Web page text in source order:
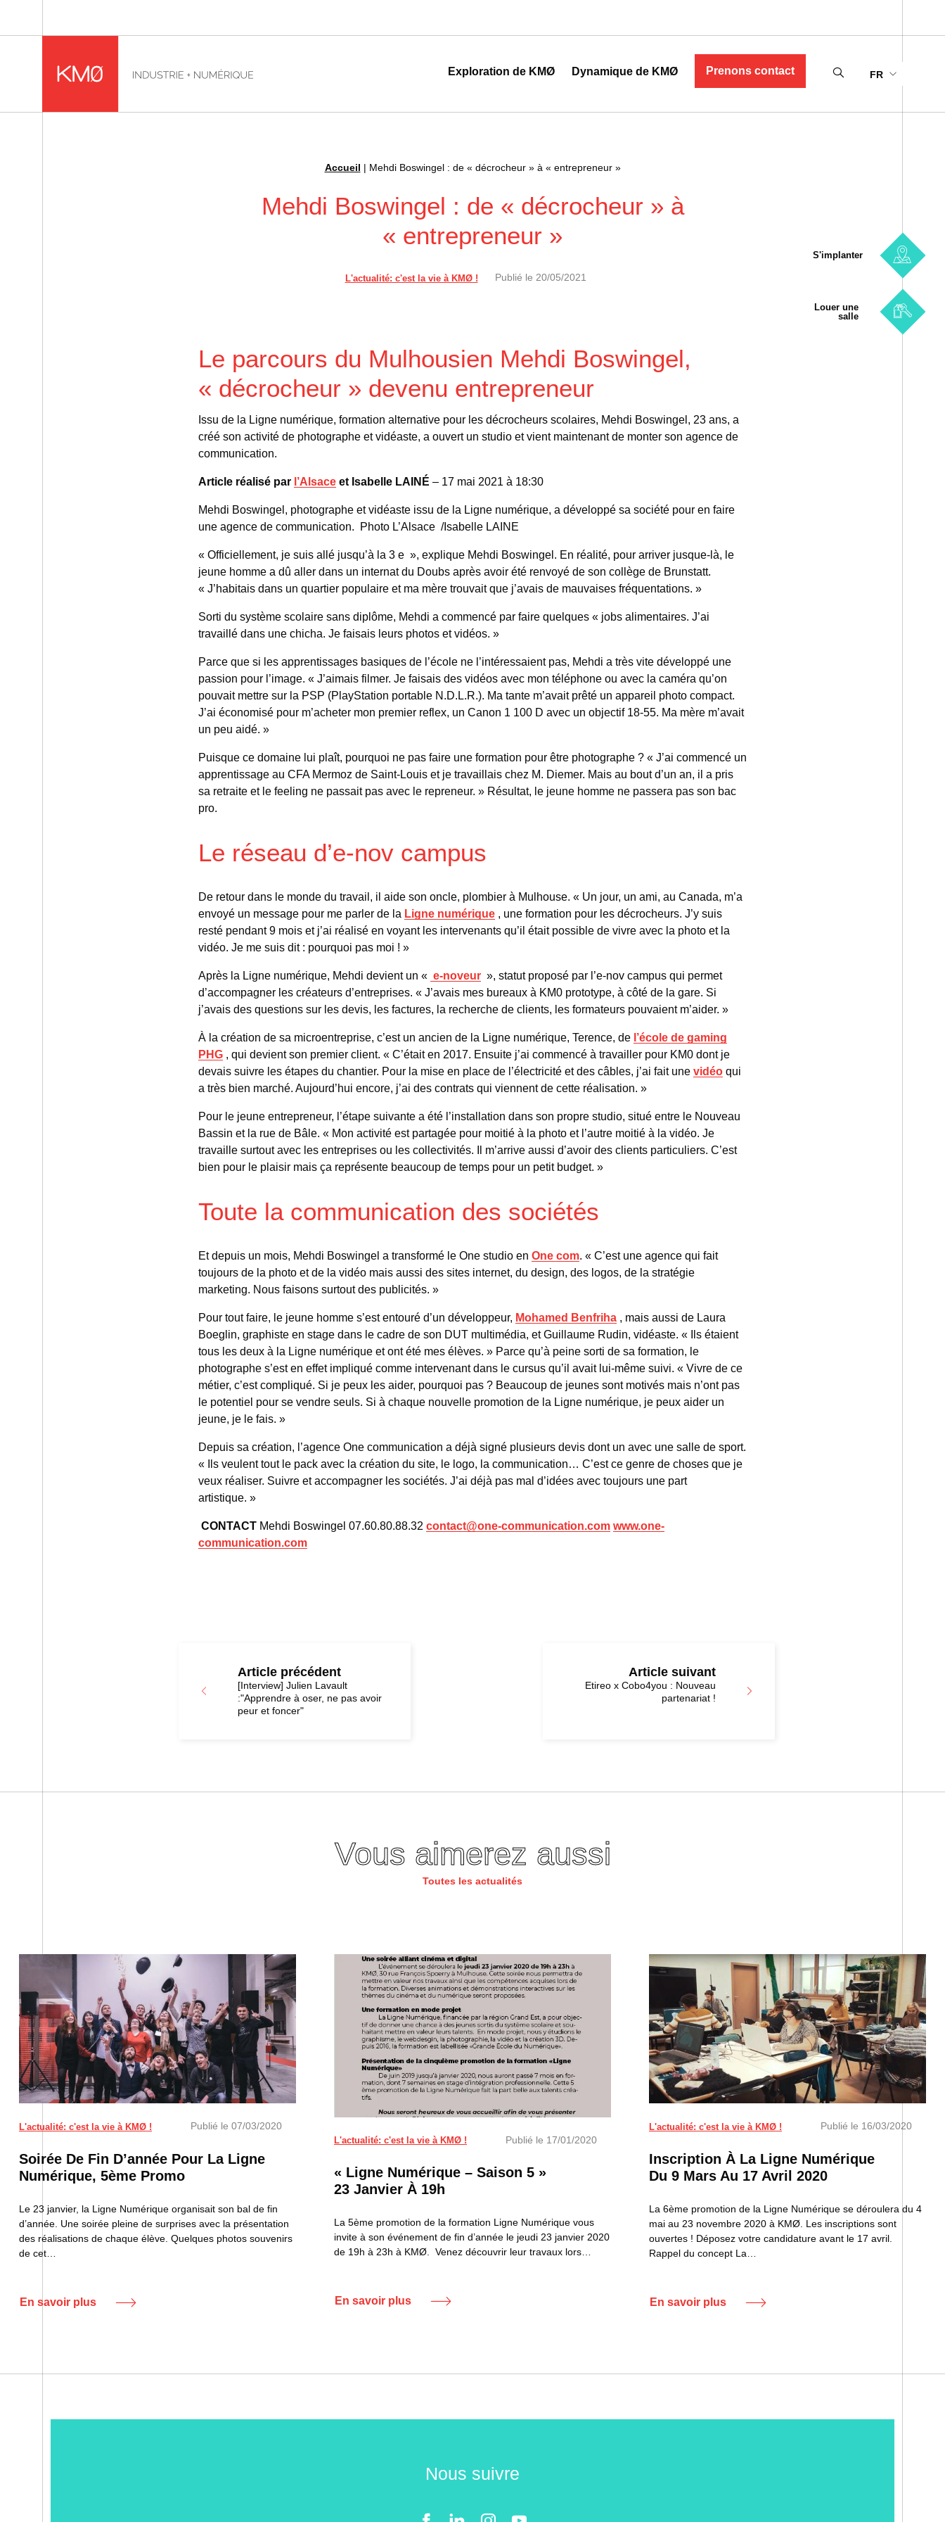
Exploration de KMØ Dynamique de KMØ Prenons contact FR
Accueil | Mehdi Boswingel : de « décrocheur » à « entrepreneur »
Mehdi Boswingel : de « décrocheur » à
« entrepreneur »
L'actualité: c'est la vie à KMØ ! Publié le 20/05/2021
Le parcours du Mulhousien Mehdi Boswingel,
« décrocheur » devenu entrepreneur
Issu de la Ligne numérique, formation alternative pour les décrocheurs scolaires, Mehdi Boswingel, 23 ans, a
créé son activité de photographe et vidéaste, a ouvert un studio et vient maintenant de monter son agence de
communication.
Article réalisé par l’Alsace et Isabelle LAINÉ – 17 mai 2021 à 18:30
Mehdi Boswingel, photographe et vidéaste issu de la Ligne numérique, a développé sa société pour en faire
une agence de communication. Photo L’Alsace /Isabelle LAINE
« Officiellement, je suis allé jusqu’à la 3 e », explique Mehdi Boswingel. En réalité, pour arriver jusque-là, le
jeune homme a dû aller dans un internat du Doubs après avoir été renvoyé de son collège de Brunstatt.
« J’habitais dans un quartier populaire et ma mère trouvait que j’avais de mauvaises fréquentations. »
Sorti du système scolaire sans diplôme, Mehdi a commencé par faire quelques « jobs alimentaires. J’ai
travaillé dans une chicha. Je faisais leurs photos et vidéos. »
Parce que si les apprentissages basiques de l’école ne l’intéressaient pas, Mehdi a très vite développé une
passion pour l’image. « J’aimais filmer. Je faisais des vidéos avec mon téléphone ou avec la caméra qu’on
pouvait mettre sur la PSP (PlayStation portable N.D.L.R.). Ma tante m’avait prêté un appareil photo compact.
J’ai économisé pour m’acheter mon premier reflex, un Canon 1 100 D avec un objectif 18-55. Ma mère m’avait
un peu aidé. »
Puisque ce domaine lui plaît, pourquoi ne pas faire une formation pour être photographe ? « J’ai commencé un
apprentissage au CFA Mermoz de Saint-Louis et je travaillais chez M. Diemer. Mais au bout d’un an, il a pris
sa retraite et le feeling ne passait pas avec le repreneur. » Résultat, le jeune homme ne passera pas son bac
pro.
Le réseau d’e-nov campus
De retour dans le monde du travail, il aide son oncle, plombier à Mulhouse. « Un jour, un ami, au Canada, m’a
envoyé un message pour me parler de la Ligne numérique , une formation pour les décrocheurs. J’y suis
resté pendant 9 mois et j’ai réalisé en voyant les intervenants qu’il était possible de vivre avec la photo et la
vidéo. Je me suis dit : pourquoi pas moi ! »
Après la Ligne numérique, Mehdi devient un « e-noveur », statut proposé par l’e-nov campus qui permet
d’accompagner les créateurs d’entreprises. « J’avais mes bureaux à KM0 prototype, à côté de la gare. Si
j’avais des questions sur les devis, les factures, la recherche de clients, les formateurs pouvaient m’aider. »
À la création de sa microentreprise, c’est un ancien de la Ligne numérique, Terence, de l’école de gaming
PHG , qui devient son premier client. « C’était en 2017. Ensuite j’ai commencé à travailler pour KM0 dont je
devais suivre les étapes du chantier. Pour la mise en place de l’électricité et des câbles, j’ai fait une vidéo qui
a très bien marché. Aujourd’hui encore, j’ai des contrats qui viennent de cette réalisation. »
Pour le jeune entrepreneur, l’étape suivante a été l’installation dans son propre studio, situé entre le Nouveau
Bassin et la rue de Bâle. « Mon activité est partagée pour moitié à la photo et l’autre moitié à la vidéo. Je
travaille surtout avec les entreprises ou les collectivités. Il m’arrive aussi d’avoir des clients particuliers. C’est
bien pour le plaisir mais ça représente beaucoup de temps pour un petit budget. »
Toute la communication des sociétés
Et depuis un mois, Mehdi Boswingel a transformé le One studio en One com. « C’est une agence qui fait
toujours de la photo et de la vidéo mais aussi des sites internet, du design, des logos, de la stratégie
marketing. Nous faisons surtout des publicités. »
Pour tout faire, le jeune homme s’est entouré d’un développeur, Mohamed Benfriha , mais aussi de Laura
Boeglin, graphiste en stage dans le cadre de son DUT multimédia, et Guillaume Rudin, vidéaste. « Ils étaient
tous les deux à la Ligne numérique et ont été mes élèves. » Parce qu’à peine sorti de sa formation, le
photographe s’est en effet impliqué comme intervenant dans le cursus qu’il avait lui-même suivi. « Vivre de ce
métier, c’est compliqué. Si je peux les aider, pourquoi pas ? Beaucoup de jeunes sont motivés mais n’ont pas
le potentiel pour se vendre seuls. Si à chaque nouvelle promotion de la Ligne numérique, je peux aider un
jeune, je le fais. »
Depuis sa création, l’agence One communication a déjà signé plusieurs devis dont un avec une salle de sport.
« Ils veulent tout le pack avec la création du site, le logo, la communication… C’est ce genre de choses que je
veux réaliser. Suivre et accompagner les sociétés. J’ai déjà pas mal d’idées avec toujours une part
artistique. »
CONTACT Mehdi Boswingel 07.60.80.88.32 contact@one-communication.com www.one-
communication.com
Article précédent
[Interview] Julien Lavault
:"Apprendre à oser, ne pas avoir
peur et foncer"
Article suivant
Etireo x Cobo4you : Nouveau
partenariat !
Vous aimerez aussi
Toutes les actualités
L'actualité: c'est la vie à KMØ ! Publié le 07/03/2020
Soirée De Fin D’année Pour La Ligne
Numérique, 5ème Promo
Le 23 janvier, la Ligne Numérique organisait son bal de fin
d’année. Une soirée pleine de surprises avec la présentation
des réalisations de chaque élève. Quelques photos souvenirs
de cet…
En savoir plus
L'actualité: c'est la vie à KMØ ! Publié le 17/01/2020
« Ligne Numérique – Saison 5 »
23 Janvier À 19h
La 5ème promotion de la formation Ligne Numérique vous
invite à son événement de fin d’année le jeudi 23 janvier 2020
de 19h à 23h à KMØ. Venez découvrir leur travaux lors…
En savoir plus
L'actualité: c'est la vie à KMØ ! Publié le 16/03/2020
Inscription À La Ligne Numérique
Du 9 Mars Au 17 Avril 2020
La 6ème promotion de la Ligne Numérique se déroulera du 4
mai au 23 novembre 2020 à KMØ. Les inscriptions sont
ouvertes ! Déposez votre candidature avant le 17 avril.
Rappel du concept La…
En savoir plus
Nous suivre
S'implanter
Louer une
salle